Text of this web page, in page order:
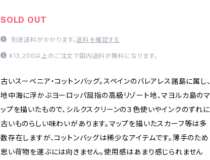
SOLD OUT
別途送料がかかります。送料を確認する
¥13,200以上のご注文で国内送料が無料になります。
古いスーベニア・コットンバッグ。スペインのバレアレス諸島に属し、
地中海に浮かぶヨーロッパ屈指の高級リゾート地、マヨルカ島のマ
ップを描いたもので、シルクスクリーンの３色使いやインクのずれに
古いものらしい味わいがあります。マップを描いたスカーフ等は多
数存在しますが、コットンバッグは稀少なアイテムです。薄手のため
思い荷物を運ぶには向きません。使用感はあまり感じられません